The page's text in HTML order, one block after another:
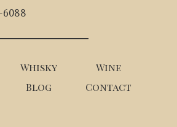
Whisky
Wine
Blog Contact